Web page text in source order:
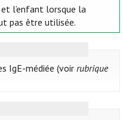
l’enfant lorsque la
pas être utilisée.
IgE-médiée (voirrubrique